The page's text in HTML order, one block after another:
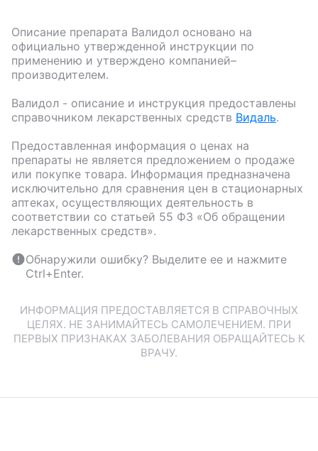
Описание препарата Валидол основано на
официально утвержденной инструкции по
применению и утверждено компанией–
производителем.
Валидол - описание и инструкция предоставлены
справочником лекарственных средств Видаль.
Предоставленная информация о ценах на
препараты не является предложением о продаже
или покупке товара. Информация предназначена
исключительно для сравнения цен в стационарных
аптеках, осуществляющих деятельность в
соответствии со статьей 55 ФЗ «Об обращении
лекарственных средств».
Обнаружили ошибку? Выделите ее и нажмите
Ctrl+Enter.
ИНФОРМАЦИЯ ПРЕДОСТАВЛЯЕТСЯ В СПРАВОЧНЫХ
ЦЕЛЯХ. НЕ ЗАНИМАЙТЕСЬ САМОЛЕЧЕНИЕМ. ПРИ
ПЕРВЫХ ПРИЗНАКАХ ЗАБОЛЕВАНИЯ ОБРАЩАЙТЕСЬ К
ВРАЧУ.